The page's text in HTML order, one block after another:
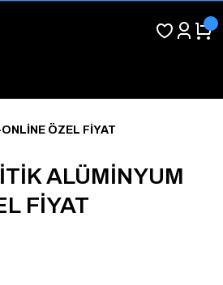
ÖZEL FİYAT
ALÜMİNYUM
FİYAT